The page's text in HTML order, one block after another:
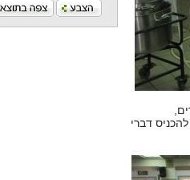
דברי